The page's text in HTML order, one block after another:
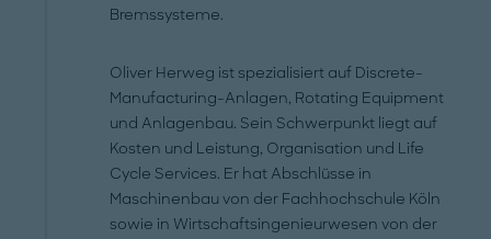
Bremssysteme.
Oliver Herweg ist spezialisiert auf Discrete-
Manufacturing-Anlagen, Rotating Equipment
und Anlagenbau. Sein Schwerpunkt liegt auf
Kosten und Leistung, Organisation und Life
Cycle Services. Er hat Abschlüsse in
Maschinenbau von der Fachhochschule Köln
sowie in Wirtschaftsingenieurwesen von der